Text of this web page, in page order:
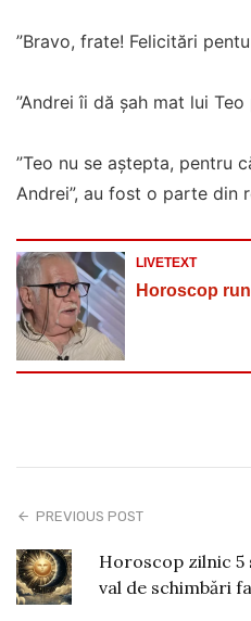
”Bravo, frate! Felicitări
”Andrei îi dă șah mat lui
”Teo nu se aștepta, pentru
Andrei”, au fost o parte din
LIVETEXT
Horoscop
PREVIOUS POST
Horoscop zilnic 5
val de schimbări